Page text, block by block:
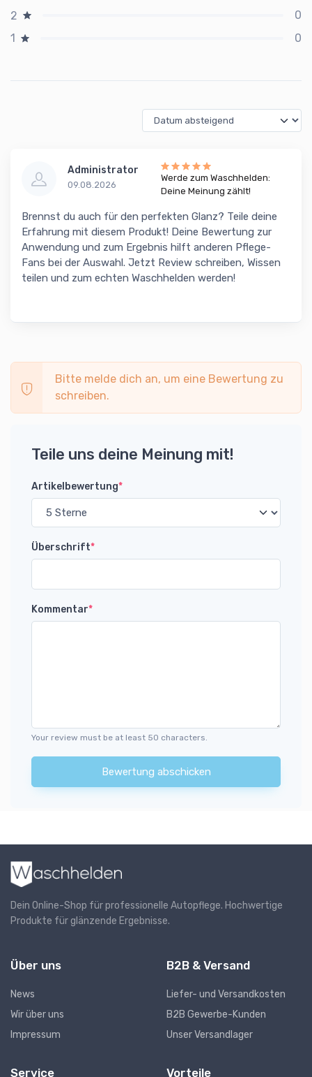
2
0
1
0
Administrator
09.08.2026
Werde zum Waschhelden:
Deine Meinung zählt!
Brennst du auch für den perfekten Glanz? Teile deine
Erfahrung mit diesem Produkt! Deine Bewertung zur
Anwendung und zum Ergebnis hilft anderen Pflege-
Fans bei der Auswahl. Jetzt Review schreiben, Wissen
teilen und zum echten Waschhelden werden!
Bitte melde dich an, um eine Bewertung zu
schreiben.
Teile uns deine Meinung mit!
Artikelbewertung*
Überschrift*
Kommentar*
Your review must be at least 50 characters.
Bewertung abschicken
Dein Online-Shop für professionelle Autopflege. Hochwertige
Produkte für glänzende Ergebnisse.
Über uns
News
Wir über uns
Impressum
B2B & Versand
Liefer- und Versandkosten
B2B Gewerbe-Kunden
Unser Versandlager
Service Vorteile